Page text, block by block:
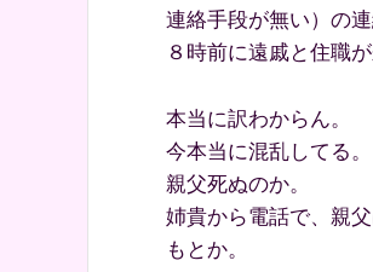
連絡手段が無い）の
８時前に遠戚と住職
本当に訳わからん。
今本当に混乱してる。
親父死ぬのか。
姉貴から電話で、親
もとか。